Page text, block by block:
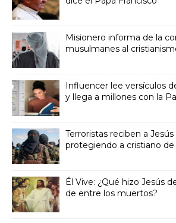
Misionero informa de la
musulmanes al
Influencer lee versículos
y llega a millones con la
Terroristas reciben a
protegiendo a cristiano
Él Vive: ¿Qué hizo Jesús
de entre los muertos?